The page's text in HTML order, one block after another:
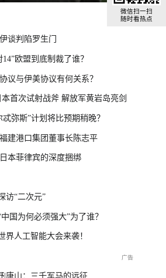
谈判陷罗生门
欧盟到底制裁了谁？
议与伊美协议有何关系？
首次试射战斧 解放军黄岩岛亮剑
弥斯”计划将比预期稍晚？
建港口集团董事长陈志平
本菲律宾的深度捆绑
访“二次元”
国为何必须强大”为了谁？
界人工智能大会来袭！
|唐山：三千军马的远征
微信扫一扫
随时看热点